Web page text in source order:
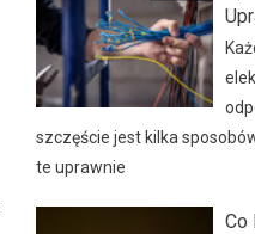
szczęście jest kilka
te uprawnie
Co